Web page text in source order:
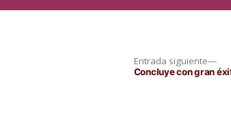
Entrada siguiente
Concluye con gran